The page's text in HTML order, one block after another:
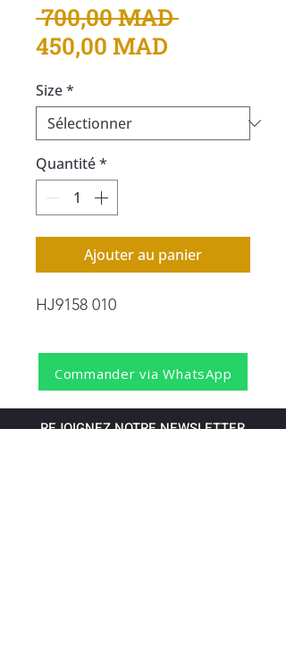
700,00 MAD Prix
450,00 MAD
Size*
Quantité*
Ajouter au panier
HJ9158 010
Commander via WhatsApp
REJOIGNEZ NOTRE NEWSLETTER